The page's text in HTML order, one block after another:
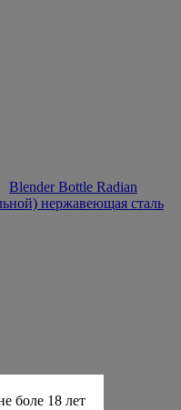
Blender Bottle Radian
нержавеющая сталь
боле 18 лет